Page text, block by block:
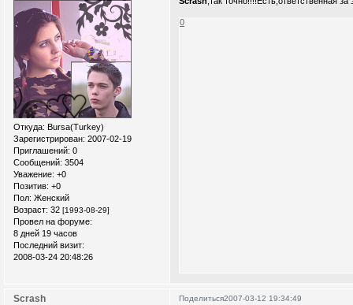
Откуда: Bursa(Turkey)
Зарегистрирован: 2007-02-19
Приглашений: 0
Сообщений: 3504
Уважение: +0
Позитив: +0
Пол: Женский
Возраст: 32 [1993-08-29]
Провел на форуме:
8 дней 19 часов
Последний визит:
2008-03-24 20:48:26
0
Поделиться2007-03-12 19:34:49
Scrash